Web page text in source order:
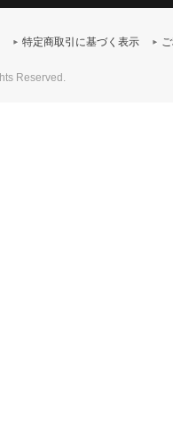
特定商取引に基づく表示
Reserved.